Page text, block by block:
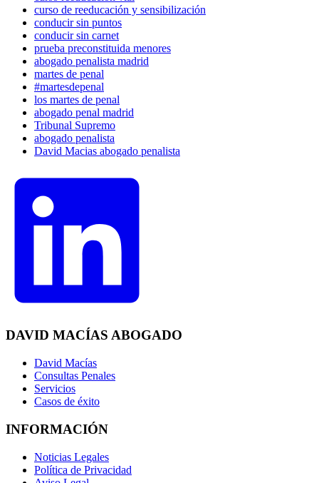
curso de reeducación y sensibilización
conducir sin puntos
conducir sin carnet
prueba preconstituida menores
abogado penalista madrid
martes de penal
#martesdepenal
los martes de penal
abogado penal madrid
Tribunal Supremo
abogado penalista
David Macias abogado penalista
DAVID MACÍAS ABOGADO
David Macías
Consultas Penales
Servicios
Casos de éxito
INFORMACIÓN
Noticias Legales
Política de Privacidad